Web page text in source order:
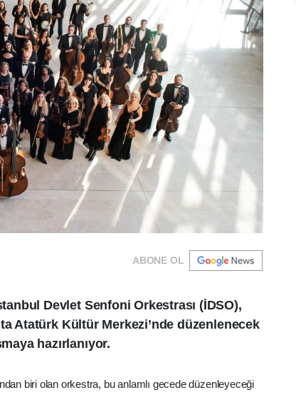
ABONE OL
Devlet Senfoni Orkestrası (İDSO),
Atatürk Kültür Merkezi’nde düzenlenecek
hazırlanıyor.
biri olan orkestra, bu anlamlı gecede düzenleyeceği